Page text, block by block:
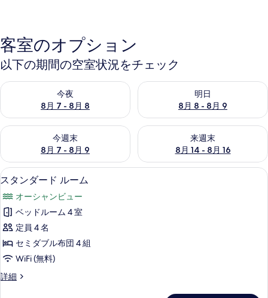
客室のオプション
以下の期間の空室状況をチェック
今夜
8月 7 - 8月 8
今夜 8月 7 - 8月 8 の空室状況をチェック
明日
8月 8 - 8月 9
明日 8月 8 - 8月 9 の空室状況
今週末
8月 7 - 8月 9
今週末 8月 7 - 8月 9 の空室状況をチェック
来週末
8月 14 - 8月 16
来週末 8月 14 - 8月 16 の空室
ス
ン
ダ
ー
ド
ー
10
スタンダード ルーム
オーシャンビュー
ベッドルーム 4 室
定員 4 名
セミダブル布団 4 組
WiFi (無料)
詳細
ス